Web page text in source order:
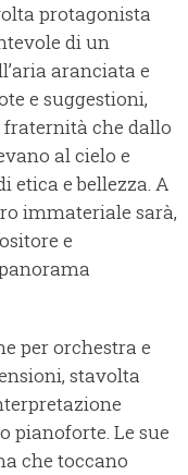
protagonista
di un
aranciata e
e suggestioni,
che dallo
al cielo e
etica e bellezza. A
immateriale sarà,
e
per orchestra e
stavolta
pianoforte. Le sue
che toccano